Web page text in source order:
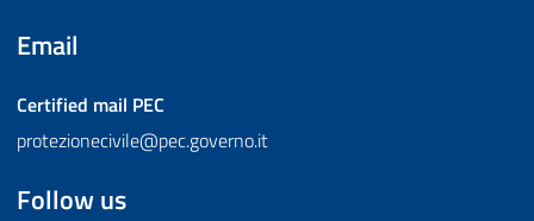
Email
Certified mail PEC
protezionecivile@pec.governo.it
Follow us